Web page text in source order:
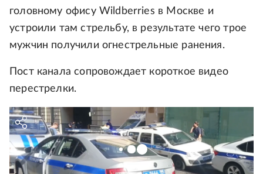
головному офису Wildberries в Москве и
устроили там стрельбу, в результате чего трое
мужчин получили огнестрельные ранения.
Пост канала сопровождает короткое видео
перестрелки.